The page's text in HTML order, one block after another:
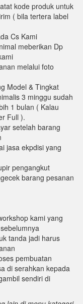
kode produk untuk
( bila tertera label
Cs Kami
meberikan Dp
melalui foto
Model & Tingkat
3 minggu sudah
1 bulan ( Kalau
Full ).
setelah barang
jasa ekpdisi yang
pengangkut
barang pesanan
kami yang
tanda jadi harus
pembuatan
di serahkan kepada
sendiri di